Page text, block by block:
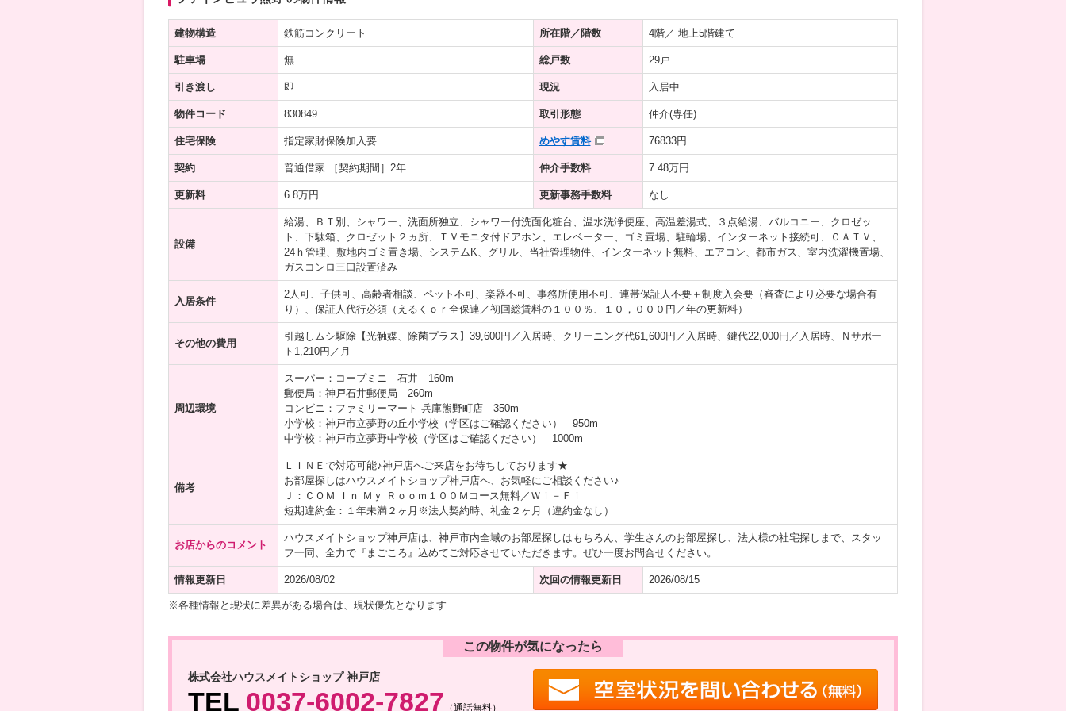
建物構造 鉄筋コンクリート 所在階／階数 4階／ 地上5階建て
駐車場 無 総戸数 29戸
引き渡し 即 現況 入居中
物件コード 830849 取引形態 仲介(専任)
住宅保険 指定家財保険加入要 めやす賃料 76833円
契約 普通借家 ［契約期間］2年 仲介手数料 7.48万円
更新料 6.8万円 更新事務手数料 なし
設備
給湯、ＢＴ別、シャワー、洗面所独立、シャワー付洗面化粧台、温水洗浄便座、高温差湯式、３点給湯、バルコニー、クロゼッ
ト、下駄箱、クロゼット２ヵ所、ＴＶモニタ付ドアホン、エレベーター、ゴミ置場、駐輪場、インターネット接続可、ＣＡＴＶ、
24ｈ管理、敷地内ゴミ置き場、システムK、グリル、当社管理物件、インターネット無料、エアコン、都市ガス、室内洗濯機置場、
ガスコンロ三口設置済み
入居条件
2人可、子供可、高齢者相談、ペット不可、楽器不可、事務所使用不可、連帯保証人不要＋制度入会要（審査により必要な場合有
り）、保証人代行必須（えるくｏｒ全保連／初回総賃料の１００％、１０，０００円／年の更新料）
その他の費用
引越しムシ駆除【光触媒、除菌プラス】39,600円／入居時、クリーニング代61,600円／入居時、鍵代22,000円／入居時、Ｎサポー
ト1,210円／月
周辺環境
スーパー：コープミニ 石井 160m
郵便局：神戸石井郵便局 260m
コンビニ：ファミリーマート 兵庫熊野町店 350m
小学校：神戸市立夢野の丘小学校（学区はご確認ください） 950m
中学校：神戸市立夢野中学校（学区はご確認ください） 1000m
備考
ＬＩＮＥで対応可能♪神戸店へご来店をお待ちしております★
お部屋探しはハウスメイトショップ神戸店へ、お気軽にご相談ください♪
Ｊ：ＣＯＭ Ｉｎ Ｍｙ Ｒｏｏｍ１００Ｍコース無料／Ｗｉ－Ｆｉ
短期違約金：１年未満２ヶ月※法人契約時、礼金２ヶ月（違約金なし）
お店からのコメント
ハウスメイトショップ神戸店は、神戸市内全域のお部屋探しはもちろん、学生さんのお部屋探し、法人様の社宅探しまで、スタッ
フ一同、全力で『まごころ』込めてご対応させていただきます。ぜひ一度お問合せください。
情報更新日 2026/08/02 次回の情報更新日 2026/08/15
※各種情報と現状に差異がある場合は、現状優先となります
この物件が気になったら
株式会社ハウスメイトショップ 神戸店
TEL 0037-6002-7827 （通話無料）